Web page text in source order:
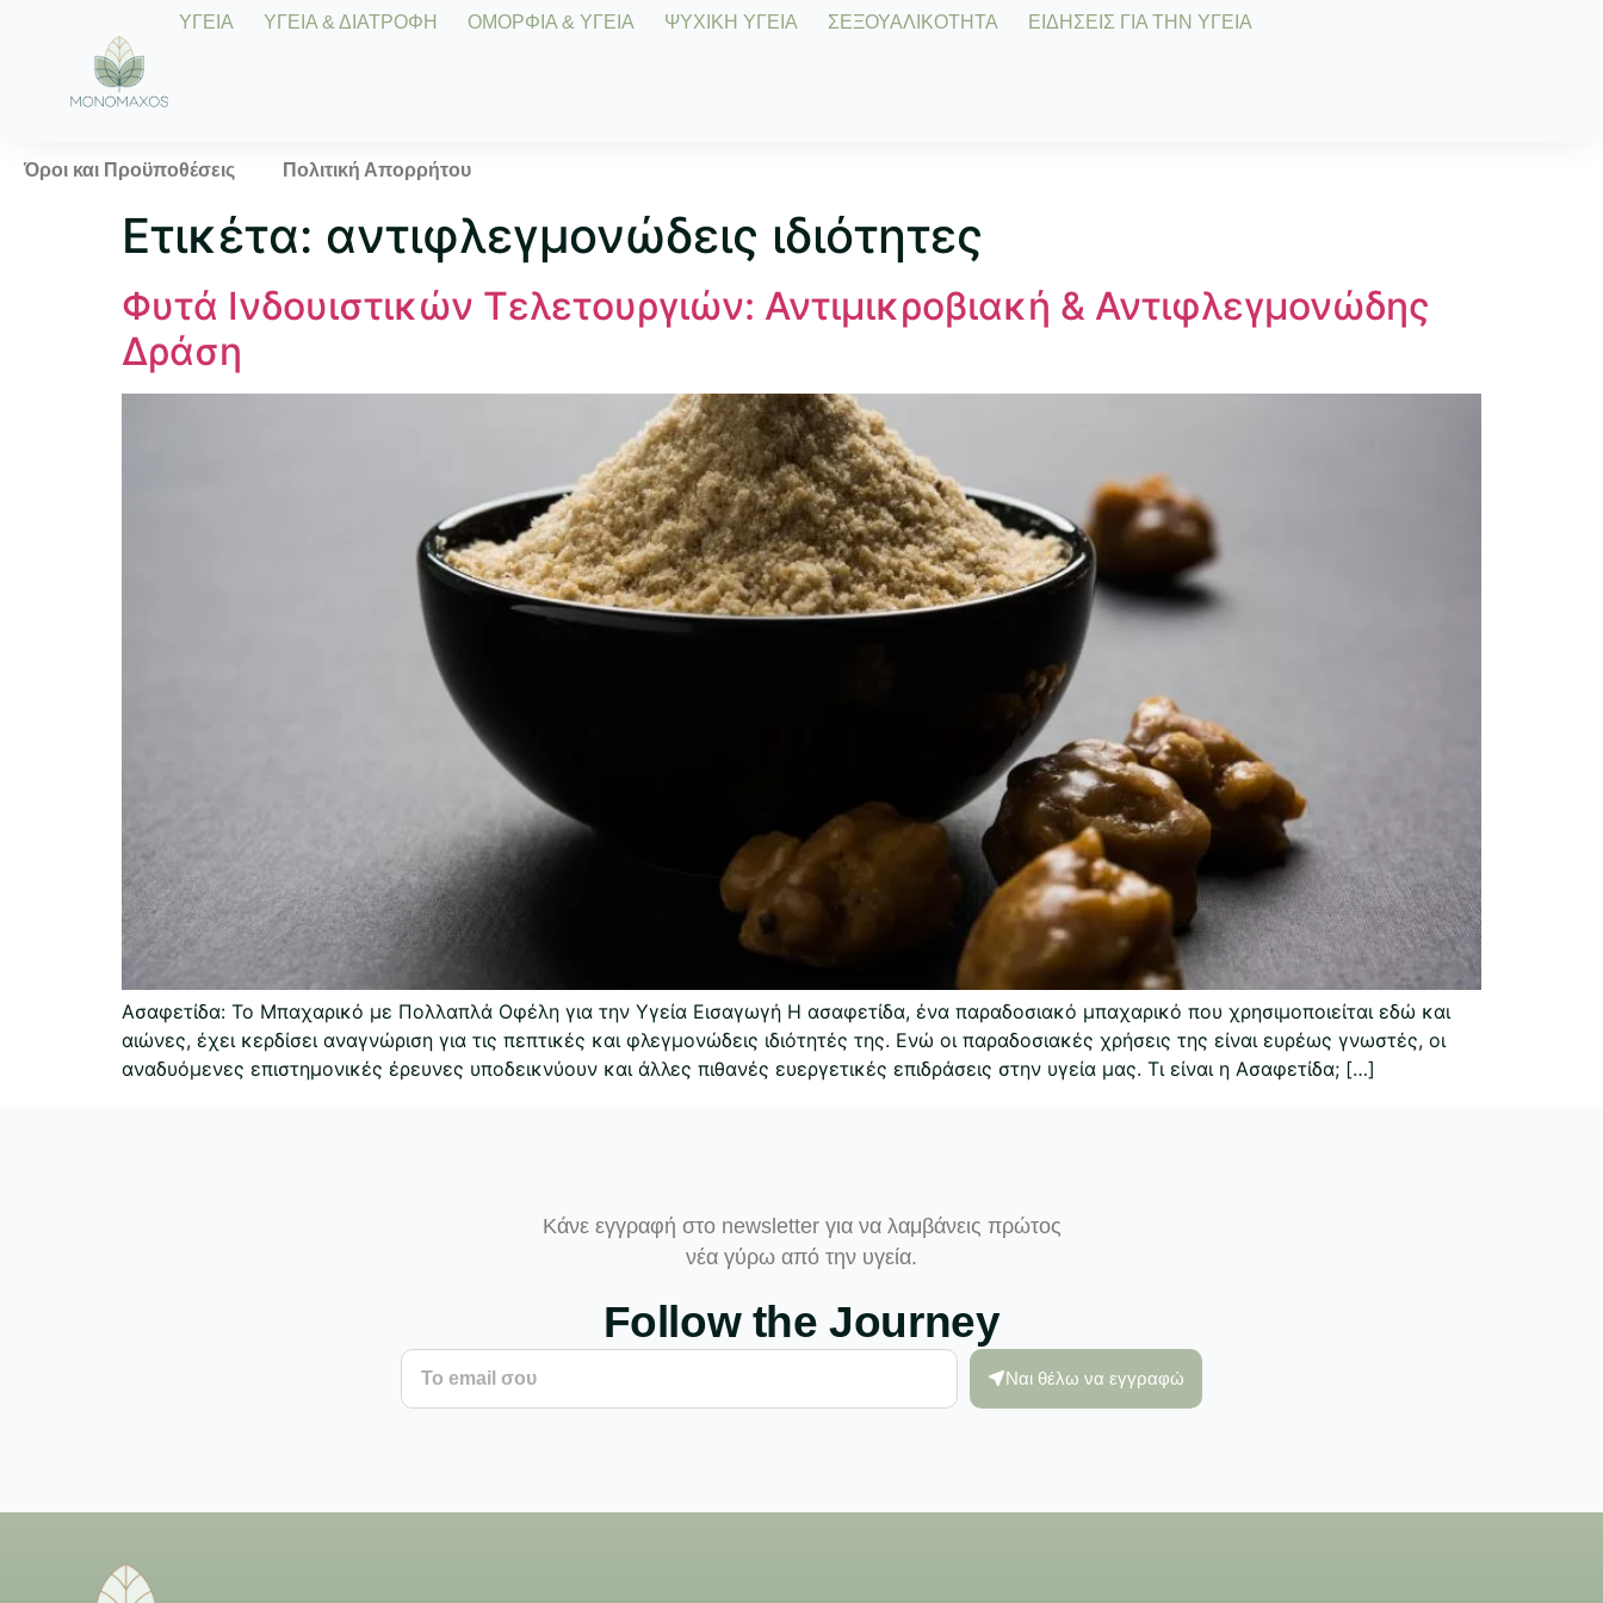
ΥΓΕΙΑ ΥΓΕΙΑ & ΔΙΑΤΡΟΦΗ ΟΜΟΡΦΙΑ & ΥΓΕΙΑ ΨΥΧΙΚΗ ΥΓΕΙΑ ΣΕΞΟΥΑΛΙΚΟΤΗΤΑ ΕΙΔΗΣΕΙΣ ΓΙΑ ΤΗΝ ΥΓΕΙΑ
Όροι και Προϋποθέσεις Πολιτική Απορρήτου
Ετικέτα: αντιφλεγμονώδεις ιδιότητες
Φυτά Ινδουιστικών Τελετουργιών: Αντιμικροβιακή & Αντιφλεγμονώδης
Δράση
Ασαφετίδα: Το Μπαχαρικό με Πολλαπλά Οφέλη για την Υγεία Εισαγωγή Η ασαφετίδα, ένα παραδοσιακό μπαχαρικό που χρησιμοποιείται εδώ και
αιώνες, έχει κερδίσει αναγνώριση για τις πεπτικές και φλεγμονώδεις ιδιότητές της. Ενώ οι παραδοσιακές χρήσεις της είναι ευρέως γνωστές, οι
αναδυόμενες επιστημονικές έρευνες υποδεικνύουν και άλλες πιθανές ευεργετικές επιδράσεις στην υγεία μας. Τι είναι η Ασαφετίδα; […]
Κάνε εγγραφή στο newsletter για να λαμβάνεις πρώτος
νέα γύρω από την υγεία.
Follow the Journey
Ναι θέλω να εγγραφώ